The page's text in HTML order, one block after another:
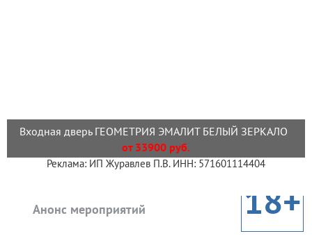
Входная дверь ГЕОМЕТРИЯ ЭМАЛИТ БЕЛЫЙ ЗЕРКАЛО
от 33900 руб.
Реклама: ИП Журавлев П.В. ИНН: 571601114404
Анонс мероприятий 18+